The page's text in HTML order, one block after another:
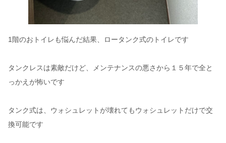
1階のおトイレも悩んだ結果、ロータンク式のトイレです
タンクレスは素敵だけど、メンテナンスの悪さから１５年で全と
っかえが怖いです
タンク式は、ウォシュレットが壊れてもウォシュレットだけで交
換可能です